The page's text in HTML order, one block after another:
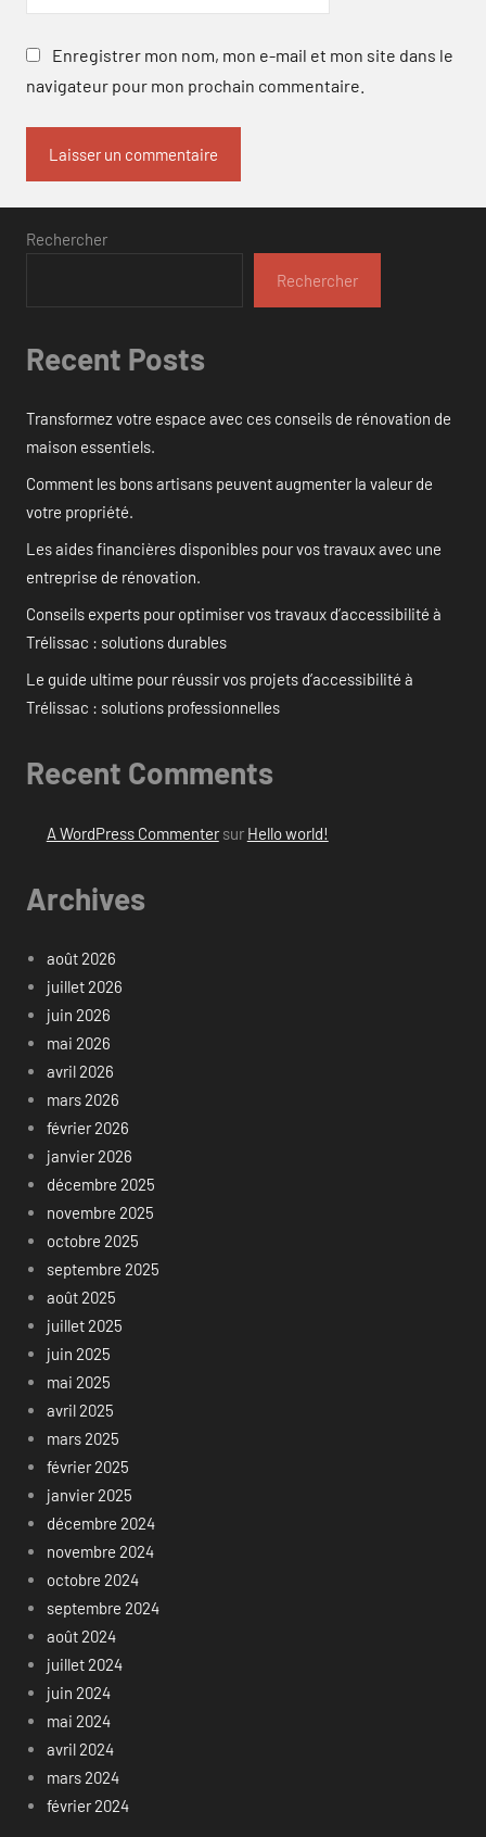
Enregistrer mon nom, mon e-mail et mon site dans le
navigateur pour mon prochain commentaire.
Rechercher
Rechercher
Recent Posts
Transformez votre espace avec ces conseils de rénovation de
maison essentiels.
Comment les bons artisans peuvent augmenter la valeur de
votre propriété.
Les aides financières disponibles pour vos travaux avec une
entreprise de rénovation.
Conseils experts pour optimiser vos travaux d’accessibilité à
Trélissac : solutions durables
Le guide ultime pour réussir vos projets d’accessibilité à
Trélissac : solutions professionnelles
Recent Comments
A WordPress Commentersur Hello world!
Archives
août 2026
juillet 2026
juin 2026
mai 2026
avril 2026
mars 2026
février 2026
janvier 2026
décembre 2025
novembre 2025
octobre 2025
septembre 2025
août 2025
juillet 2025
juin 2025
mai 2025
avril 2025
mars 2025
février 2025
janvier 2025
décembre 2024
novembre 2024
octobre 2024
septembre 2024
août 2024
juillet 2024
juin 2024
mai 2024
avril 2024
mars 2024
février 2024